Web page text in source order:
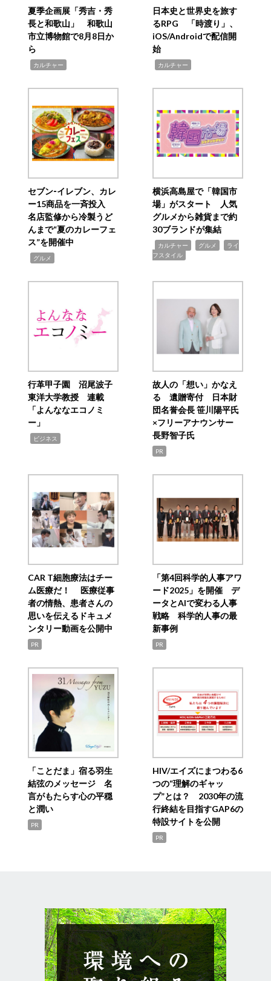
夏季企画展「秀吉・秀
長と和歌山」 和歌山
市立博物館で8月8日か
ら
カルチャー
日本史と世界史を旅す
るRPG 「時渡り」、
iOS/Androidで配信開
始
カルチャー
セブン‐イレブン、カレ
ー15商品を一斉投入
名店監修から冷製うど
んまで“夏のカレーフェ
ス”を開催中
グルメ
横浜高島屋で「韓国市
場」がスタート 人気
グルメから雑貨まで約
30ブランドが集結
カルチャー グルメ
ライ
フスタイル
行革甲子園 沼尾波子
東洋大学教授 連載
「よんななエコノミ
ー」
ビジネス
故人の「想い」かなえ
る 遺贈寄付 日本財
団名誉会長 笹川陽平氏
×フリーアナウンサー
長野智子氏
PR
CAR T細胞療法はチー
ム医療だ！ 医療従事
者の情熱、患者さんの
思いを伝えるドキュメ
ンタリー動画を公開中
PR
「第4回科学的人事アワ
ード2025」を開催 デ
ータとAIで変わる人事
戦略 科学的人事の最
新事例
PR
「ことだま」宿る羽生
結弦のメッセージ 名
言がもたらす心の平穏
と潤い
PR
HIV/エイズにまつわる6
つの“理解のギャッ
プ”とは？ 2030年の流
行終結を目指すGAP6の
特設サイトを公開
PR